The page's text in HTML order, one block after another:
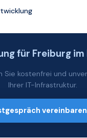
für Freiburg im
Sie kostenfrei und
Ihrer IT-Infrastruktur.
vereinbaren